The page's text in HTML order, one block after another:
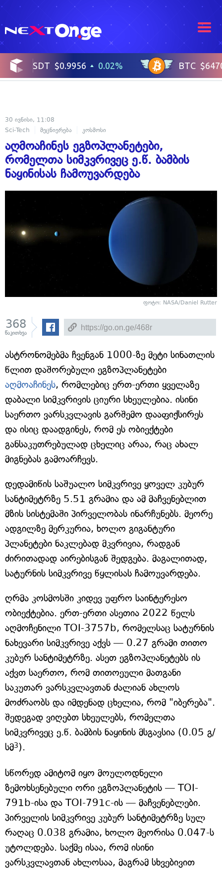
30 ივნისი, 11:08
Sci-Tech
მეცნიერება კოსმოსი
აღმოაჩინეს ეგზოპლანეტები,
რომელთა სიმკვრივეც ე.წ. ბამბის
ნაყინისას ჩამოუვარდება
ფოტო: NASA/Daniel Rutter
368
წაკითხვა
ასტრონომებმა ჩვენგან 1000-ზე მეტი სინათლის
წლით დაშორებული ეგზოპლანეტები
აღმოაჩინეს, რომლებიც ერთ-ერთი ყველაზე
დაბალი სიმკვრივის ციური სხეულებია. ისინი
საერთო ვარსკვლავის გარშემო დააფიქსირეს
და ისიც დაადგინეს, რომ ეს ობიექტები
განსაკუთრებულად ცხელიც არაა, რაც ახალ
მიგნებას გამოარჩევს.
დედამიწის საშუალო სიმკვრივე ყოველ კუბურ
სანტიმეტრზე 5.51 გრამია და ამ მაჩვენებლით
მზის სისტემაში პირველობას ინარჩუნებს. მეორე
ადგილზე მერკურია, ხოლო გიგანტური
პლანეტები ნაკლებად მკვრივია, რადგან
ძირითადად აირებისგან შედგება. მაგალითად,
სატურნის სიმკვრივე წყლისას ჩამოუვარდება.
ღრმა კოსმოსში კიდევ უფრო საინტერესო
ობიექტებია. ერთ-ერთი ასეთია 2022 წელს
აღმოჩენილი TOI-3757b, რომელსაც სატურნის
ნახევარი სიმკვრივე აქვს — 0.27 გრამი თითო
კუბურ სანტიმეტრზე. ასეთ ეგზოპლანეტებს ის
აქვთ საერთო, რომ თითოეული მათგანი
საკუთარ ვარსკვლავთან ძალიან ახლოს
მოძრაობს და იმდენად ცხელია, რომ "იბერება".
შედეგად ვიღებთ სხეულებს, რომელთა
სიმკვრივეც ე.წ. ბამბის ნაყინის მსგავსია (0.05 გ/
სმ3).
სწორედ ამიტომ იყო მოულოდნელი
ზემოხსენებული ორი ეგზოპლანეტის — TOI-
791b-ისა და TOI-791c-ის — მაჩვენებლები.
პირველის სიმკვრივე კუბურ სანტიმეტრზე სულ
რაღაც 0.038 გრამია, ხოლო მეორისა 0.047-ს
უტოლდება. საქმე ისაა, რომ ისინი
ვარსკვლავთან ახლოსაა, მაგრამ სხვებივით